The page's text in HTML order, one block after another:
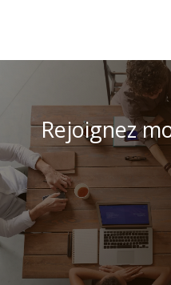
Rejoignez